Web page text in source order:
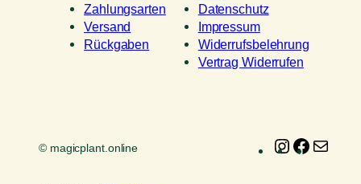
Zahlungsarten
Versand
Rückgaben
Datenschutz
Impressum
Widerrufsbelehrung
Vertrag Widerrufen
© magicplant.online Instagram